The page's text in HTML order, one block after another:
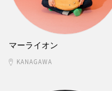
マーライオン
KANAGAWA